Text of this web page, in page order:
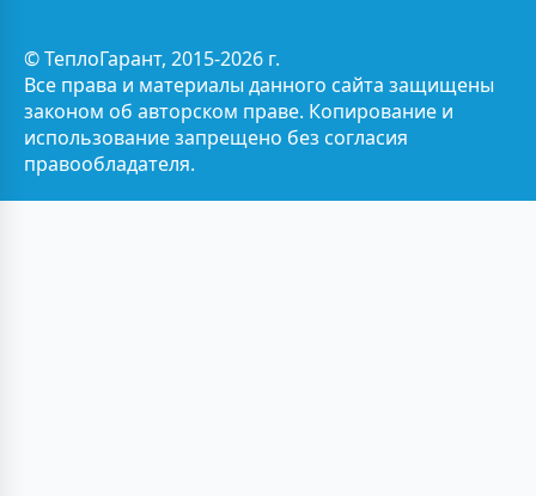
© ТеплоГарант, 2015-2026 г.
Все права и материалы данного сайта защищены
законом об авторском праве. Копирование и
использование запрещено без согласия
правообладателя.